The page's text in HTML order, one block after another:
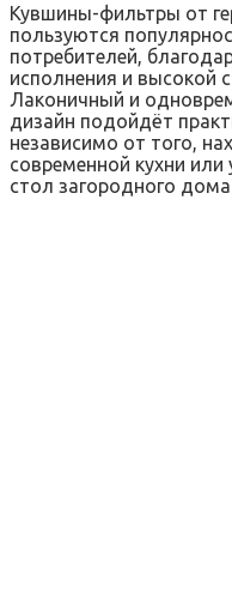
Кувшины-фильтры от
пользуются
потребителей,
исполнения и высокой
Лаконичный и
дизайн подойдёт
независимо от того,
современной кухни
стол загородного